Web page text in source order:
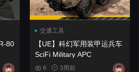
80
交通工具
【UE】科幻军用装甲运兵车
SciFi Military APC
6 3周前